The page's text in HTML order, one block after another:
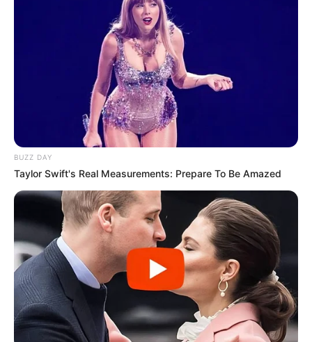
BUZZ DAY
Taylor Swift's Real Measurements: Prepare To Be Amazed